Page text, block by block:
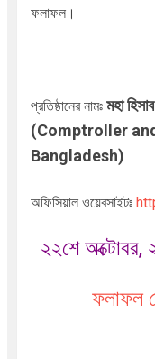
ফলাফল।
প্রতিষ্ঠানের নামঃ মহা
(Comptroller
Bangladesh)
অফিসিয়াল ওয়েবসাইটঃ
২২শে অক্টোবর,
ফলাফল